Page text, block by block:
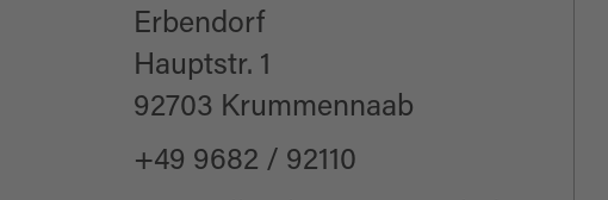
Erbendorf
Hauptstr. 1
92703 Krummennaab
+49 9682 / 92110